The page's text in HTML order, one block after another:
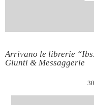
Arrivano le librerie
Giunti & Messaggerie